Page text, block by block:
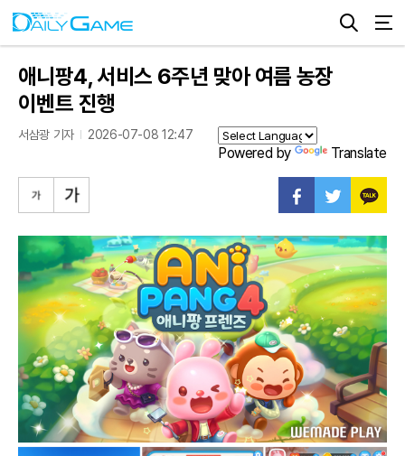
애니팡4, 서비스 6주년 맞아 여름 농장
이벤트 진행
서삼광 기자 2026-07-08 12:47
Powered by Translate